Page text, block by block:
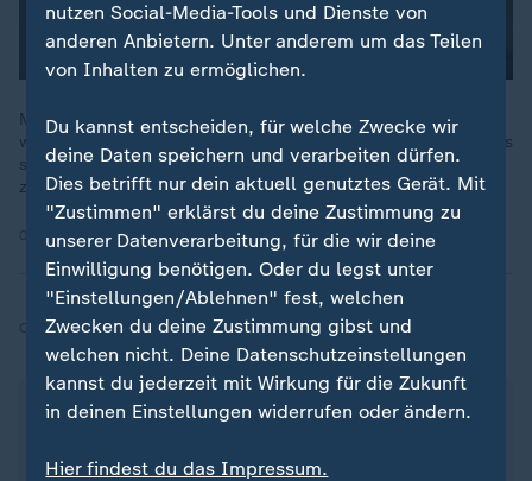
Manche fühlten sich trotz aller Freiheit nicht ausreichend
wahrgenommen, sagt Angela Merkel im ZDF heute journal. Dies
sei allerdings "kein Grund, eine menschenverachtende Partei
zu wählen, wenn man etwas zu kritisieren hat".
02.10.2025 | 9:44 min
Quelle:dpa, epd
Über dieses Thema berichtete ZDFheute Xpress in
angeklagt" am 15.12.2025 um 12:17 Uhr.
nutzen Social-Media-Tools und Dienste von
anderen Anbietern. Unter anderem um das Teilen
von Inhalten zu ermöglichen.
Du kannst entscheiden, für welche Zwecke wir
deine Daten speichern und verarbeiten dürfen.
Dies betrifft nur dein aktuell genutztes Gerät. Mit
"Zustimmen" erklärst du deine Zustimmung zu
unserer Datenverarbeitung, für die wir deine
Einwilligung benötigen. Oder du legst unter
"Einstellungen/Ablehnen" fest, welchen
Zwecken du deine Zustimmung gibst und
welchen nicht. Deine Datenschutzeinstellungen
kannst du jederzeit mit Wirkung für die Zukunft
in deinen Einstellungen widerrufen oder ändern.
Hier findest du das Impressum.